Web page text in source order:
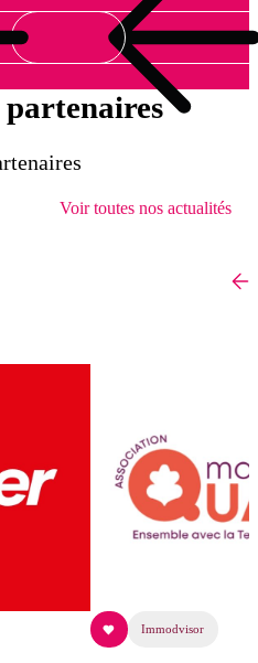
partenaires
Voir toutes nos actualités
Immodvisor